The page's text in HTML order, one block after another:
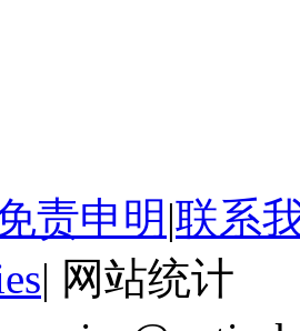
责申明 |联系
| 网站统计